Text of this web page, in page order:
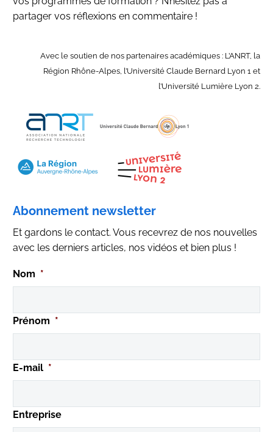
partager vos réflexions en commentaire !
Avec le soutien de nos partenaires académiques : L’ANRT, la
Région Rhône-Alpes, l’Université Claude Bernard Lyon 1 et
l’Université Lumière Lyon 2.
Abonnement newsletter
Et gardons le contact. Vous recevrez de nos nouvelles
avec les derniers articles, nos vidéos et bien plus !
Nom *
Prénom *
E-mail *
Entreprise